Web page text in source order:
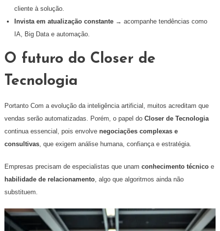
cliente à solução.
Invista em atualização constante→ acompanhe tendências como
IA, Big Data e automação.
O futuro do Closer de
Tecnologia
Portanto Com a evolução da inteligência artificial, muitos acreditam que
vendas serão automatizadas. Porém, o papel do Closer de Tecnologia
continua essencial, pois envolve negociações complexas e
consultivas, que exigem análise humana, confiança e estratégia.
Empresas precisam de especialistas que unam conhecimento técnicoe
habilidade de relacionamento, algo que algoritmos ainda não
substituem.